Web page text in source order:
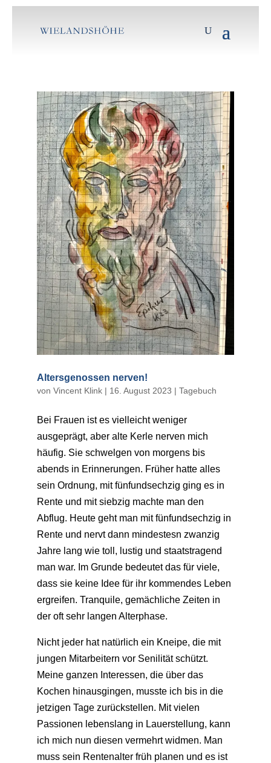
Altersgenossen nerven!
von Vincent Klink| 16. August 2023 | Tagebuch
Bei Frauen ist es vielleicht weniger
ausgeprägt, aber alte Kerle nerven mich
häufig. Sie schwelgen von morgens bis
abends in Erinnerungen. Früher hatte alles
sein Ordnung, mit fünfundsechzig ging es in
Rente und mit siebzig machte man den
Abflug. Heute geht man mit fünfundsechzig in
Rente und nervt dann mindestesn zwanzig
Jahre lang wie toll, lustig und staatstragend
man war. Im Grunde bedeutet das für viele,
dass sie keine Idee für ihr kommendes Leben
ergreifen. Tranquile, gemächliche Zeiten in
der oft sehr langen Alterphase.
Nicht jeder hat natürlich ein Kneipe, die mit
jungen Mitarbeitern vor Senilität schützt.
Meine ganzen Interessen, die über das
Kochen hinausgingen, musste ich bis in die
jetzigen Tage zurückstellen. Mit vielen
Passionen lebenslang in Lauerstellung, kann
ich mich nun diesen vermehrt widmen. Man
muss sein Rentenalter früh planen und es ist